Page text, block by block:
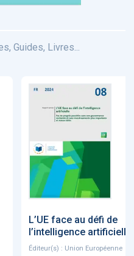
Guides, Livres...
L’UE face au défi de
l’intelligence artificielle
Éditeur(s) : Union Européenne